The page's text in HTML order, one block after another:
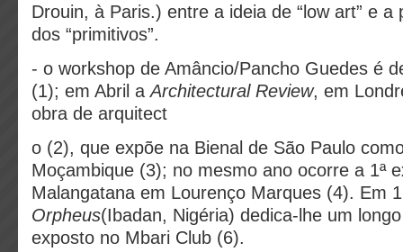
Drouin, à Paris.) entre a ideia de “low art” e a
dos “primitivos”.
- o workshop de Amâncio/Pancho Guedes é
(1); em Abril aArchitectural Review, em
obra de arquitect
o (2), que expõe na Bienal de São Paulo
Moçambique (3); no mesmo ano ocorre a 1ª
Malangatana em Lourenço Marques (4). Em
Orpheus(Ibadan, Nigéria) dedica-lhe um
exposto no Mbari Club (6).